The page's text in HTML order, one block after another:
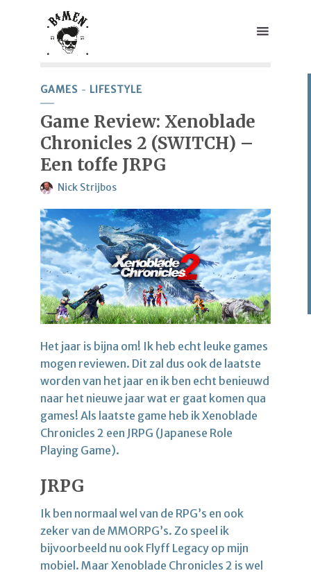
GAMES LIFESTYLE
Game Review: Xenoblade
Chronicles 2 (SWITCH) –
Een toffe JRPG
Nick Strijbos
Het jaar is bijna om! Ik heb echt leuke games
mogen reviewen. Dit zal dus ook de laatste
worden van het jaar en ik ben echt benieuwd
naar het nieuwe jaar wat er gaat komen qua
games! Als laatste game heb ik Xenoblade
Chronicles 2 een JRPG (Japanese Role
Playing Game).
JRPG
Ik ben normaal wel van de RPG’s en ook
zeker van de MMORPG’s. Zo speel ik
bijvoorbeeld nu ook Flyff Legacy op mijn
mobiel. Maar Xenoblade Chronicles 2 is wel